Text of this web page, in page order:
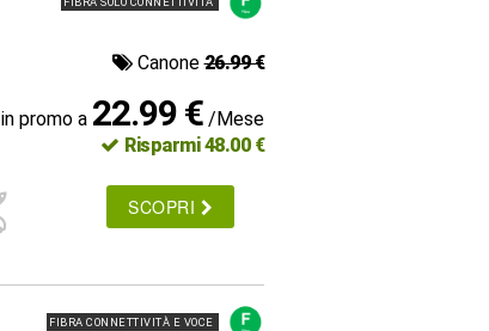
Canone26.99 €
in promo a 22.99 € /Mese
Risparmi 48.00 €
SCOPRI
FIBRA CONNETTIVITÀ E VOCE